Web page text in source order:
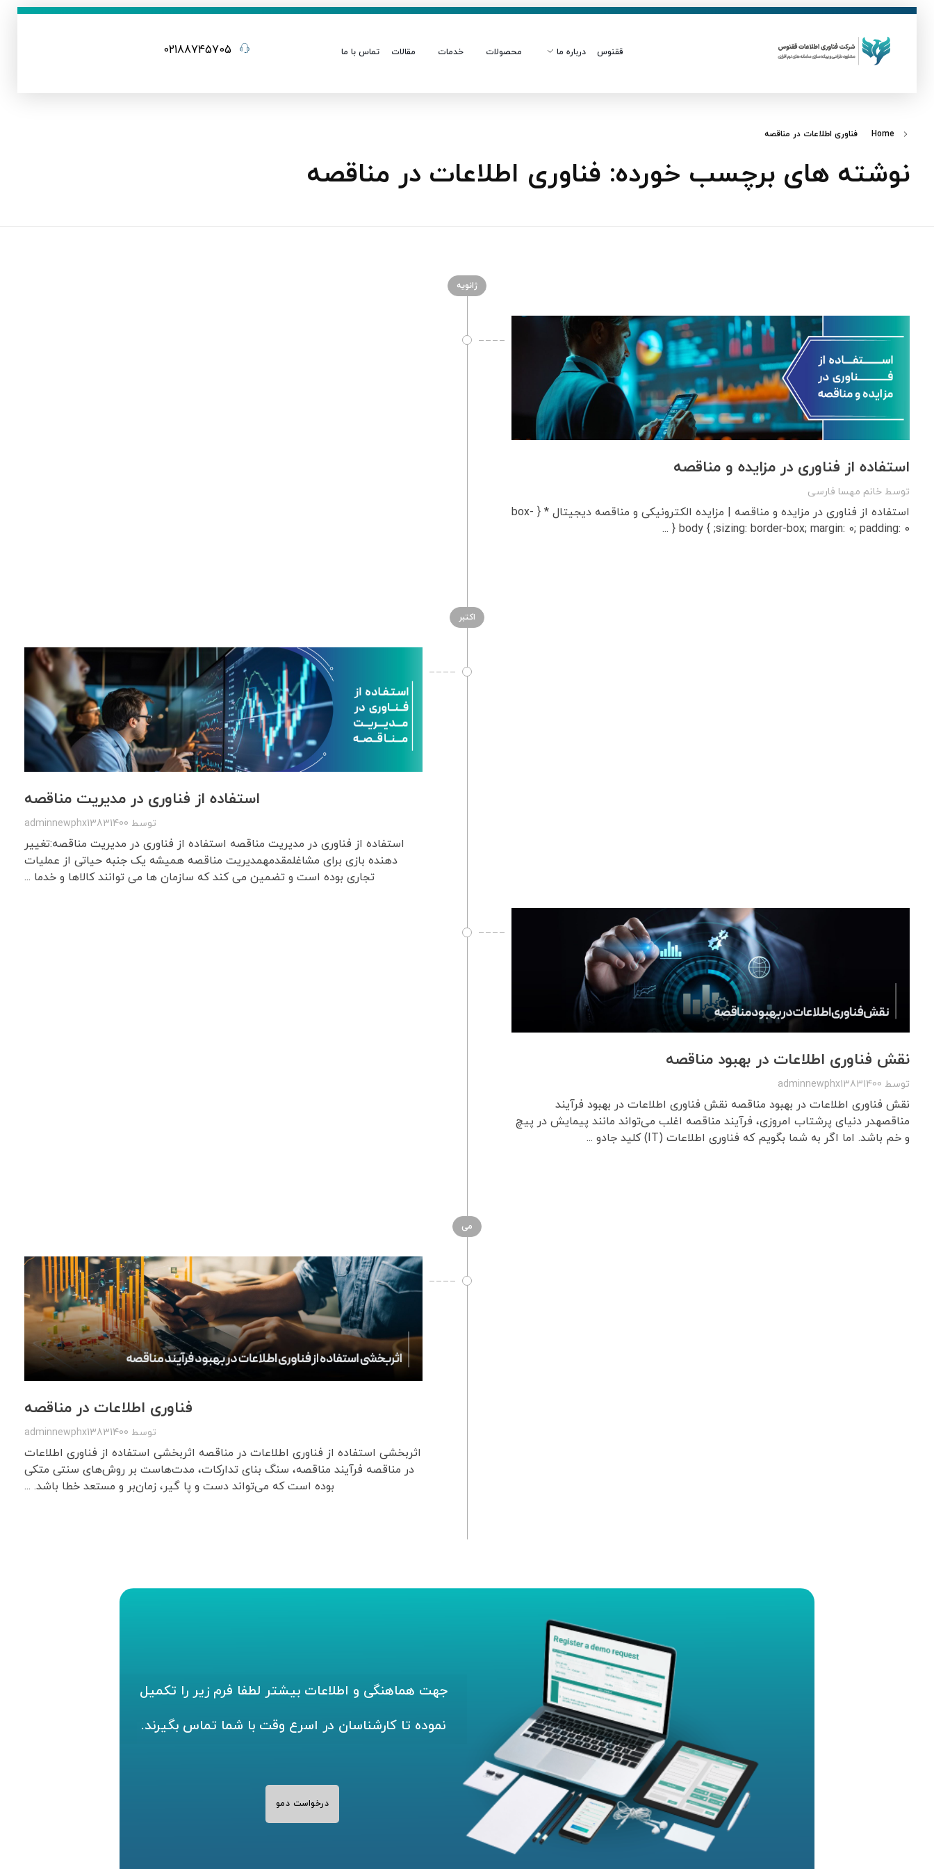
ققنوس درباره ما محصولات خدمات مقالات تماس با ما 02188745705
Home فناوری اطلاعات در مناقصه
نوشته های برچسب خورده: فناوری اطلاعات در مناقصه
ژانویه
استفاده از فناوری در مزایده‌ و مناقصه
توسط خانم مهسا فارسی
استفاده از فناوری در مزایده و مناقصه | مزایده الکترونیکی و مناقصه دیجیتال * { box-
sizing: border-box; margin: 0; padding: 0; } body { ...
اکتبر
استفاده از فناوری در مدیریت مناقصه
توسط adminnewphx13831400
استفاده از فناوری در مدیریت مناقصه استفاده از فناوری در مدیریت مناقصه:تغییر
دهنده بازی برای مشاغلمقدمهمدیریت مناقصه همیشه یک جنبه حیاتی از عملیات
تجاری بوده است و تضمین می کند که سازمان ها می توانند کالاها و خدما ...
نقش فناوری اطلاعات در بهبود مناقصه
توسط adminnewphx13831400
نقش فناوری اطلاعات در بهبود مناقصه نقش فناوری اطلاعات در بهبود فرآیند
مناقصهدر دنیای پرشتاب امروزی، فرآیند مناقصه اغلب می‌تواند مانند پیمایش در پیچ
و خم باشد. اما اگر به شما بگویم که فناوری اطلاعات (IT) کلید جادو ...
می
فناوری اطلاعات در مناقصه
توسط adminnewphx13831400
اثربخشی استفاده از فناوری اطلاعات در مناقصه اثربخشی استفاده از فناوری اطلاعات
در مناقصه فرآیند مناقصه، سنگ بنای تدارکات، مدت‌هاست بر روش‌های سنتی متکی
بوده است که می‌تواند دست و پا گیر، زمان‌بر و مستعد خطا باشد. ...
جهت هماهنگی و اطلاعات بیشتر لطفا فرم زیر را تکمیل
نموده تا کارشناسان در اسرع وقت با شما تماس بگیرند.
درخواست دمو